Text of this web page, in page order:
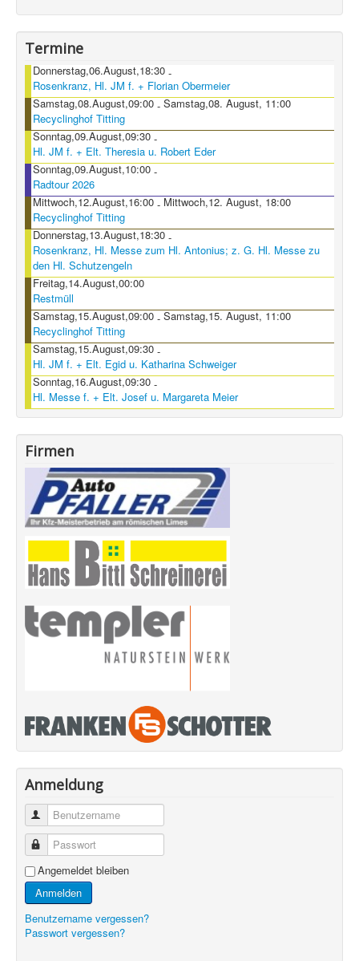
Termine
Donnerstag,06.August,18:30 -
Rosenkranz, Hl. JM f. + Florian Obermeier
Samstag,08.August,09:00 - Samstag,08. August, 11:00
Recyclinghof Titting
Sonntag,09.August,09:30 -
Hl. JM f. + Elt. Theresia u. Robert Eder
Sonntag,09.August,10:00 -
Radtour 2026
Mittwoch,12.August,16:00 - Mittwoch,12. August, 18:00
Recyclinghof Titting
Donnerstag,13.August,18:30 -
Rosenkranz, Hl. Messe zum Hl. Antonius; z. G. Hl. Messe zu
den Hl. Schutzengeln
Freitag,14.August,00:00
Restmüll
Samstag,15.August,09:00 - Samstag,15. August, 11:00
Recyclinghof Titting
Samstag,15.August,09:30 -
Hl. JM f. + Elt. Egid u. Katharina Schweiger
Sonntag,16.August,09:30 -
Hl. Messe f. + Elt. Josef u. Margareta Meier
Firmen
Anmeldung
Benutzername
Passwort
Angemeldet bleiben
Anmelden
Benutzername vergessen?
Passwort vergessen?